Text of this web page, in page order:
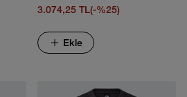
3.074,25 TL(-%25)
Ekle